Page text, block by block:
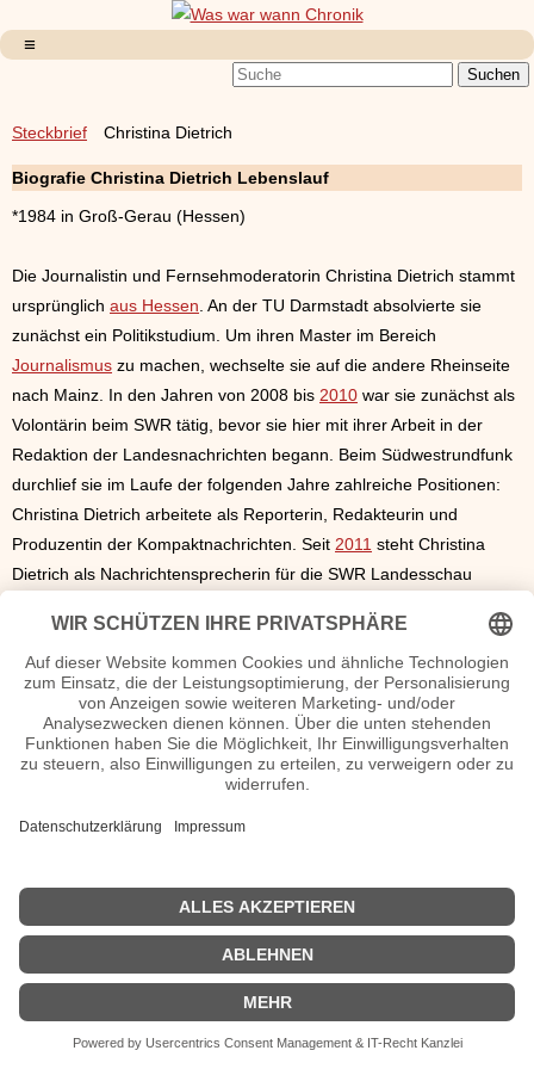
Steckbrief Christina Dietrich
Biografie Christina Dietrich Lebenslauf
*1984 in Groß-Gerau (Hessen)
Die Journalistin und Fernsehmoderatorin Christina Dietrich stammt
ursprünglich aus Hessen. An der TU Darmstadt absolvierte sie
zunächst ein Politikstudium. Um ihren Master im Bereich
Journalismus zu machen, wechselte sie auf die andere Rheinseite
nach Mainz. In den Jahren von 2008 bis 2010 war sie zunächst als
Volontärin beim SWR tätig, bevor sie hier mit ihrer Arbeit in der
Redaktion der Landesnachrichten begann. Beim Südwestrundfunk
durchlief sie im Laufe der folgenden Jahre zahlreiche Positionen:
Christina Dietrich arbeitete als Reporterin, Redakteurin und
Produzentin der Kompaktnachrichten. Seit 2011 steht Christina
Dietrich als Nachrichtensprecherin für die SWR Landesschau
Christina Dietrich Seiten, Steckbrief, Kurzbio etc.
n.n.v. - Die offizielle Christina Dietrich Homepage / X / Instagram /
Wikipedia Seite
Sendungen Christina Dietrich Filme
n.n.v.